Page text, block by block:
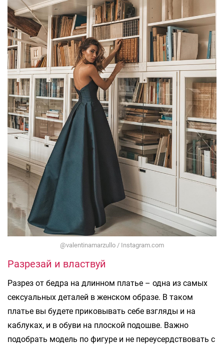
@valentinamarzullo / Instagram.com
Разрезай и властвуй
Разрез от бедра на длинном платье – одна из самых
сексуальных деталей в женском образе. В таком
платье вы будете приковывать себе взгляды и на
каблуках, и в обуви на плоской подошве. Важно
подобрать модель по фигуре и не переусердствовать с